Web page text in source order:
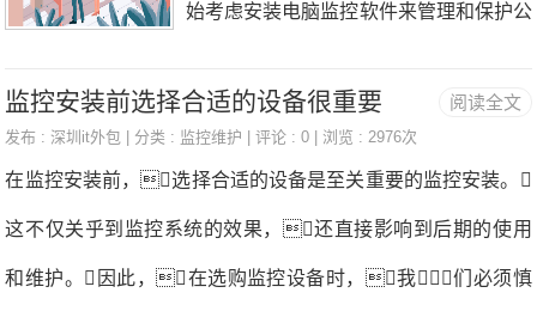
覆盖全区以下各个街道和社区：桂园街
始考虑安装电脑监控软件来管理和保护公
而来的是关于软件是否可以隐藏的问
阅读全文
监控安装前选择合适的设备很重要
发布 : 深圳it外包 | 分类 : 监控维护 | 评论 : 0 | 浏览 : 2976次
在监控安装前，选择合适的设备是至关重要的监控安装。
这不仅关乎到监控系统的效果，还直接影响到后期的使用
和维护。因此，在选购监控设备时，我们必须慎